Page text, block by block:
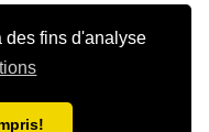
des fins d'analyse